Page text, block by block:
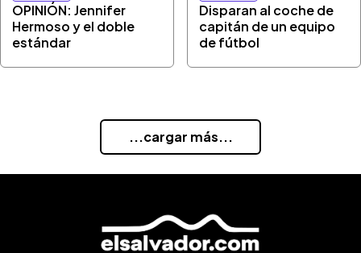
OPINIÓN: Jennifer
Hermoso y el doble
estándar
Disparan al coche de
capitán de un equipo
de fútbol
...cargar más...